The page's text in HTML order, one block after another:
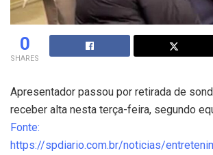
0
SHARES
Apresentador passou por retirada de
receber alta nesta terça-feira, segundo
Fonte:
https://spdiario.com.br/noticias/